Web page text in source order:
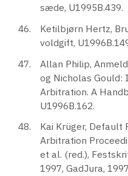
sæde, U1995B.439.
Ketilbjørn Hertz,
voldgift,
Allan Philip,
og Nicholas
Arbitration. A
U1996B.162.
Kai Krüger, Default
Arbitration
et al. (red.),
1997, GadJura,